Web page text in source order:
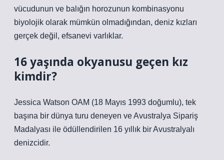
vücudunun ve balığın horozunun kombinasyonu
biyolojik olarak mümkün olmadığından, deniz kızları
gerçek değil, efsanevi varlıklar.
16 yaşında okyanusu geçen kız
kimdir?
Jessica Watson OAM (18 Mayıs 1993 doğumlu), tek
başına bir dünya turu deneyen ve Avustralya Sipariş
Madalyası ile ödüllendirilen 16 yıllık bir Avustralyalı
denizcidir.